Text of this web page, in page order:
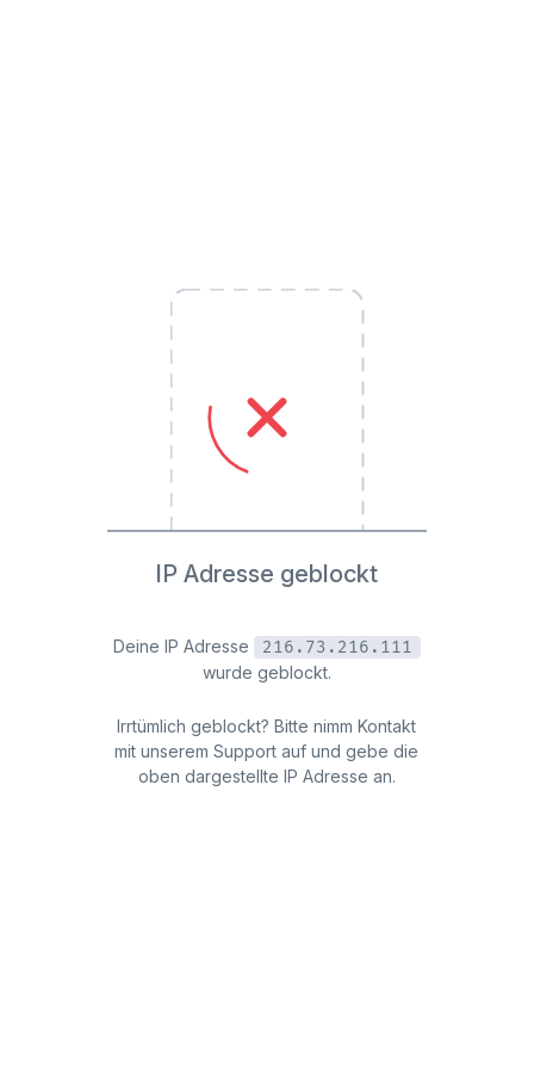
IP Adresse geblockt
Deine IP Adresse
216.73.216.111
wurde geblockt.
Irrtümlich geblockt? Bitte nimm Kontakt
mit unserem Support auf und gebe die
oben dargestellte IP Adresse an.